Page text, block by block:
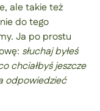
ale takie też
do tego
Ja po prostu
słuchaj byłeś
chciałbyś jeszcze
odpowiedzieć